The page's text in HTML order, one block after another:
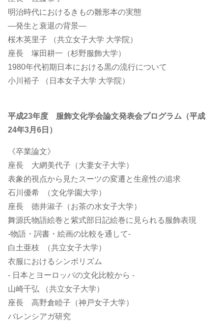
明治時代におけるきもの雛形本の実態
―発生と衰退の背景―
桜木英里子 （共立女子大学 大学院）
座長 塚田耕一（杉野服飾大学）
1980年代初期日本における黒の流行について
小川裕子 （日本女子大学 大学院）
平成23年度 服飾文化学会論文発表会プログラム（平成
24年3月6日）
《卒業論文》
座長 大網美代子（大妻女子大学）
表象的視点から見たスーツの変遷と生産性の追求
石川優希 （文化学園大学）
座長 徳井淑子（お茶の水女子大学）
舞源氏物語絵巻と紫式部日記絵巻に見られる服飾表現
-物語・詞書・絵画の比較を通して-
白土亜枝 （共立女子大学）
衣服におけるシンボリズム
- 日本とヨーロッパの文化比較から -
山崎千弘 （共立女子大学）
座長 高野倉睦子（神戸女子大学）
バレンシアガ研究